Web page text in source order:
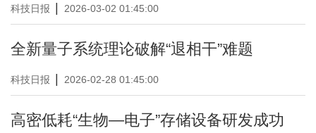
科技日报 2026-03-02 01:45:00
全新量子系统理论破解“退相干”难题
科技日报 2026-02-28 01:45:00
高密低耗“生物—电子”存储设备研发成功